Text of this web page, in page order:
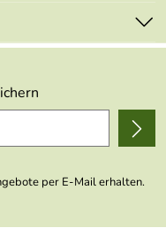
per E-Mail erhalten.
Unternehmen
wird in anonymer Form